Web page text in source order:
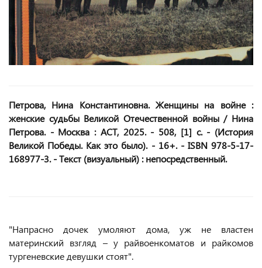
Петрова, Нина Константиновна. Женщины на войне :
женские судьбы Великой Отечественной войны / Нина
Петрова. - Москва : АСТ, 2025. - 508, [1] с. - (История
Великой Победы. Как это было). - 16+. - ISBN 978-5-17-
168977-3. - Текст (визуальный) : непосредственный.
"Напрасно дочек умоляют дома, уж не властен
материнский взгляд – у райвоенкоматов и райкомов
тургеневские девушки стоят".